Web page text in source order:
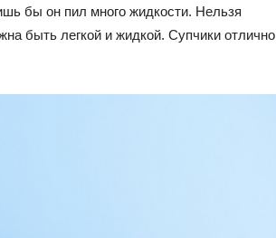
бы он пил много жидкости. Нельзя
быть легкой и жидкой. Супчики отлично